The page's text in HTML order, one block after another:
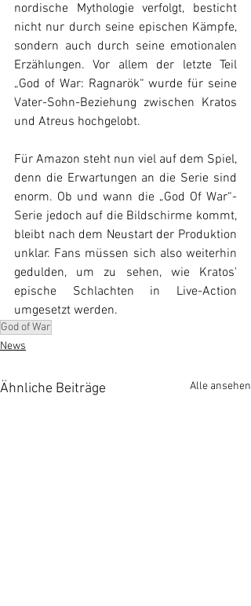
nordische Mythologie verfolgt, besticht
nicht nur durch seine epischen Kämpfe,
sondern auch durch seine emotionalen
Erzählungen. Vor allem der letzte Teil
„God of War: Ragnarök“ wurde für seine
Vater-Sohn-Beziehung zwischen Kratos
und Atreus hochgelobt.
Für Amazon steht nun viel auf dem Spiel,
denn die Erwartungen an die Serie sind
enorm. Ob und wann die „God Of War“-
Serie jedoch auf die Bildschirme kommt,
bleibt nach dem Neustart der Produktion
unklar. Fans müssen sich also weiterhin
gedulden, um zu sehen, wie Kratos'
epische Schlachten in Live-Action
umgesetzt werden.
God of War
News
Ähnliche Beiträge Alle ansehen